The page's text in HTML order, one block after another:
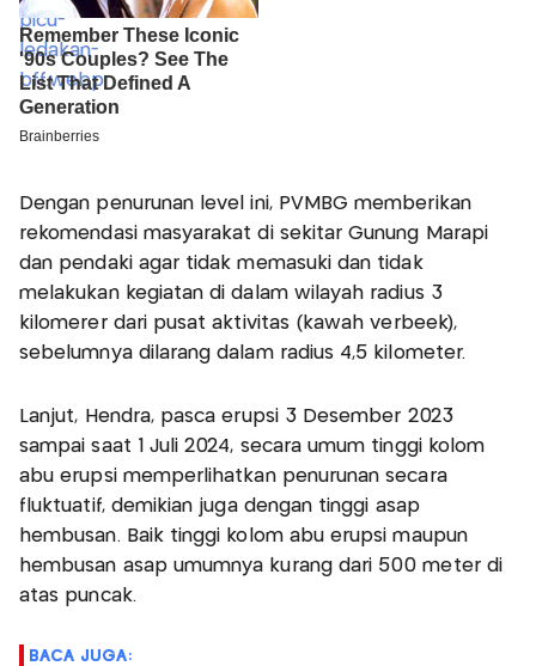
Dengan penurunan level ini, PVMBG memberikan
rekomendasi masyarakat di sekitar Gunung Marapi
dan pendaki agar tidak memasuki dan tidak
melakukan kegiatan di dalam wilayah radius 3
kilomerer dari pusat aktivitas (kawah verbeek),
sebelumnya dilarang dalam radius 4,5 kilometer.
Lanjut, Hendra, pasca erupsi 3 Desember 2023
sampai saat 1 Juli 2024, secara umum tinggi kolom
abu erupsi memperlihatkan penurunan secara
fluktuatif, demikian juga dengan tinggi asap
hembusan. Baik tinggi kolom abu erupsi maupun
hembusan asap umumnya kurang dari 500 meter di
atas puncak.
BACA JUGA: